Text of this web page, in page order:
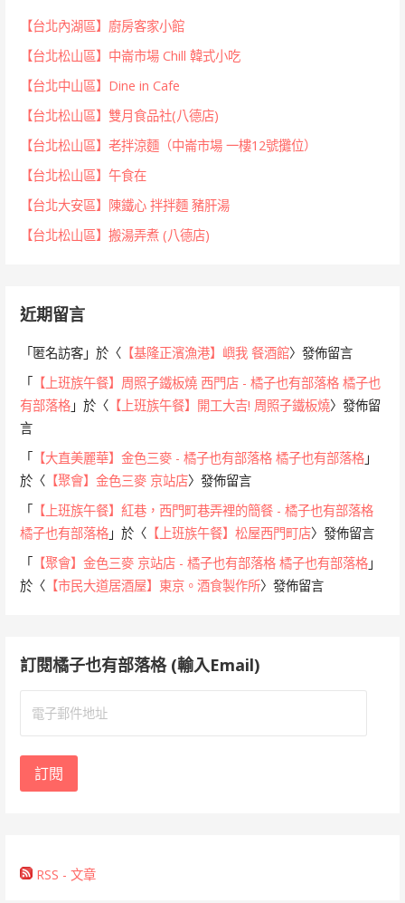
【台北內湖區】廚房客家小館
【台北松山區】中崙市場 Chill 韓式小吃
【台北中山區】Dine in Cafe
【台北松山區】雙月食品社(八德店)
【台北松山區】老拌涼麵（中崙市場 一樓12號攤位）
【台北松山區】午食在
【台北大安區】陳鐵心 拌拌麵 豬肝湯
【台北松山區】搬湯弄煮 (八德店)
近期留言
「匿名訪客 」於〈 【基隆正濱漁港】嶼我 餐酒館〉發佈留言
「 【上班族午餐】周照子鐵板燒 西門店 - 橘子也有部落格 橘子也
有部落格 」於〈 【上班族午餐】開工大吉! 周照子鐵板燒〉發佈留
言
「 【大直美麗華】金色三麥 - 橘子也有部落格 橘子也有部落格 」
於〈 【聚會】金色三麥 京站店〉發佈留言
「 【上班族午餐】紅巷，西門町巷弄裡的簡餐 - 橘子也有部落格
橘子也有部落格 」於〈 【上班族午餐】松屋西門町店〉發佈留言
「 【聚會】金色三麥 京站店 - 橘子也有部落格 橘子也有部落格 」
於〈 【市民大道居酒屋】東京。酒食製作所〉發佈留言
訂閱橘子也有部落格 (輸入Email)
地
訂閱
RSS - 文章